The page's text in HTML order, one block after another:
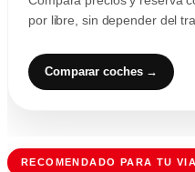
por libre, sin depender del
Comparar coches →
RECOMENDADO PARA TU